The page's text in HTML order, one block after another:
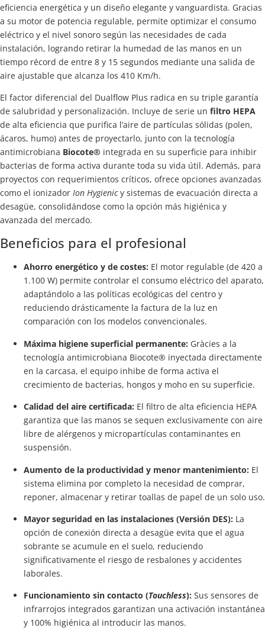
eficiencia energética y un diseño elegante y vanguardista. Gracias
a su motor de potencia regulable, permite optimizar el consumo
eléctrico y el nivel sonoro según las necesidades de cada
instalación, logrando retirar la humedad de las manos en un
tiempo récord de entre 8 y 15 segundos mediante una salida de
aire ajustable que alcanza los 410 Km/h.
El factor diferencial del Dualflow Plus radica en su triple garantía
de salubridad y personalización. Incluye de serie un filtro HEPA
de alta eficiencia que purifica l’aire de partículas sólidas (polen,
ácaros, humo) antes de proyectarlo, junto con la tecnología
antimicrobiana Biocote® integrada en su superficie para inhibir
bacterias de forma activa durante toda su vida útil. Además, para
proyectos con requerimientos críticos, ofrece opciones avanzadas
como el ionizador Ion Hygienicy sistemas de evacuación directa a
desagüe, consolidándose como la opción más higiénica y
avanzada del mercado.
Beneficios para el profesional
Ahorro energético y de costes: El motor regulable (de 420 a
1.100 W) permite controlar el consumo eléctrico del aparato,
adaptándolo a las políticas ecológicas del centro y
reduciendo drásticamente la factura de la luz en
comparación con los modelos convencionales.
Máxima higiene superficial permanente: Gràcies a la
tecnología antimicrobiana Biocote® inyectada directamente
en la carcasa, el equipo inhibe de forma activa el
crecimiento de bacterias, hongos y moho en su superficie.
Calidad del aire certificada: El filtro de alta eficiencia HEPA
garantiza que las manos se sequen exclusivamente con aire
libre de alérgenos y micropartículas contaminantes en
suspensión.
Aumento de la productividad y menor mantenimiento: El
sistema elimina por completo la necesidad de comprar,
reponer, almacenar y retirar toallas de papel de un solo uso.
Mayor seguridad en las instalaciones (Versión DES): La
opción de conexión directa a desagüe evita que el agua
sobrante se acumule en el suelo, reduciendo
significativamente el riesgo de resbalones y accidentes
laborales.
Funcionamiento sin contacto (Touchless): Sus sensores de
infrarrojos integrados garantizan una activación instantánea
y 100% higiénica al introducir las manos.